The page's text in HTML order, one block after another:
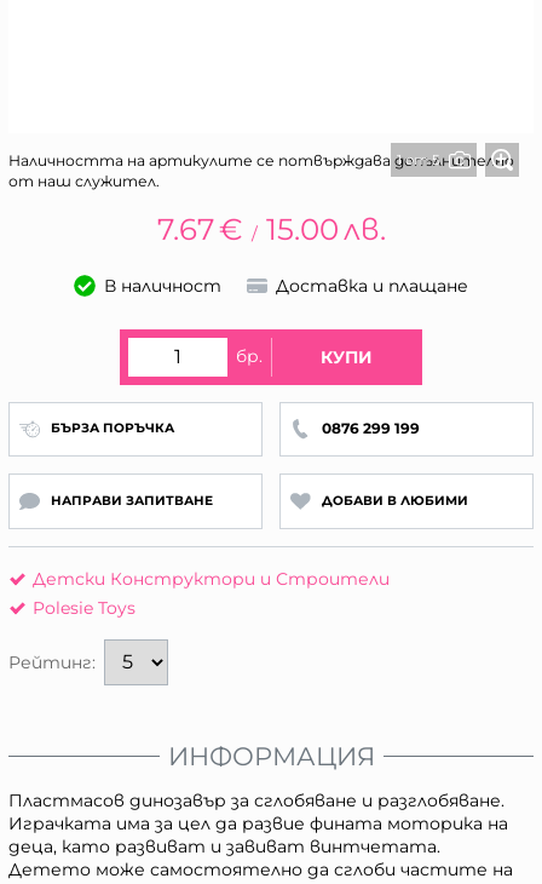
1 от 5
Наличността на артикулите се потвърждава допълнително
от наш служител.
7.67€ / 15.00лв.
В наличност Доставка и плащане
бр. КУПИ
БЪРЗА ПОРЪЧКА 0876 299 199
НАПРАВИ ЗАПИТВАНЕ ДОБАВИ В ЛЮБИМИ
Детски Конструктори и Строители
Polesie Toys
Рейтинг:
ИНФОРМАЦИЯ
Пластмасов динозавър за сглобяване и разглобяване.
Играчката има за цел да развие фината моторика на
деца, като развиват и завиват винтчетата.
Детето може самостоятелно да сглоби частите на